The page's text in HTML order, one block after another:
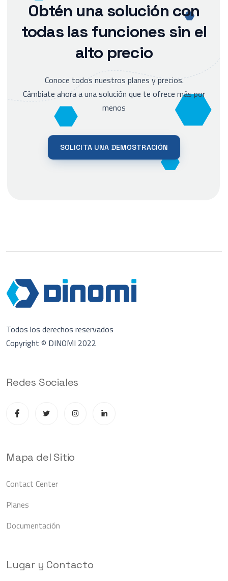
Obtén una solución con
todas las funciones sin el
alto precio
Conoce todos nuestros planes y precios.
Cámbiate ahora a una solución que te ofrece más por
menos
SOLICITA UNA DEMOSTRACIÓN
Todos los derechos reservados
Copyright © DINOMI 2022
Redes Sociales
Mapa del Sitio
Contact Center
Planes
Documentación
Lugar y Contacto